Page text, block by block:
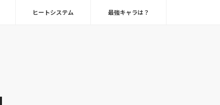
ヒートシステム 最強キャラは？